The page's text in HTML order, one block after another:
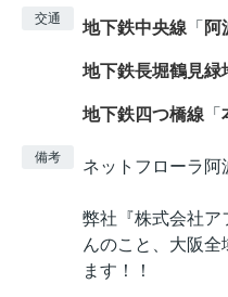
交通 地下鉄中央線 「 阿
地下鉄長堀鶴見緑
地下鉄四つ橋線 「
備考 ネットフローラ阿
弊社『株式会社ア
んのこと、大阪全
ます！！